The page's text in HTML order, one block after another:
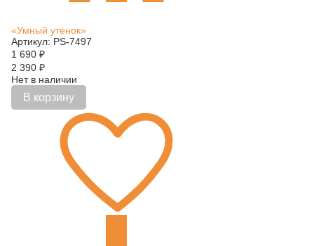
«Умный утенок»
Артикул: PS-7497
1 690 ₽
2 390 ₽
Нет в наличии
В корзину